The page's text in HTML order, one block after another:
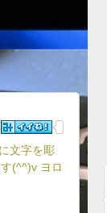
文字を彫
(^^)v ヨロ